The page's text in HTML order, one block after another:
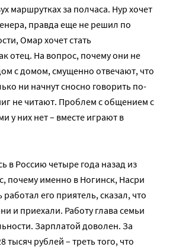
маршрутках за полчаса. Нур хочет
правда еще не решил по
Омар хочет стать
отец. На вопрос, почему они не
с домом, смущенно отвечают, что
ни начнут сносно говорить по-
не читают. Проблем с общением с
у них нет – вместе играют в
в Россию четыре года назад из
почему именно в Ногинск, Насри
работал его приятель, сказал, что
и приехали. Работу глава семьи
Зарплатой доволен. За
тысяч рублей – треть того, что